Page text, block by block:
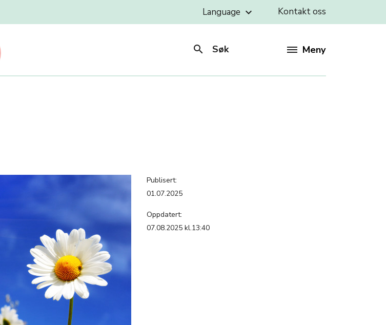
Language keyboard_arrow_down Kontakt oss
search Søk Meny
Publisert:
01.07.2025
Oppdatert:
07.08.2025 kl.13:40